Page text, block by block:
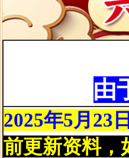
由
2025年5月23
前更新资料，
福建省三明市
广东东莞市刘